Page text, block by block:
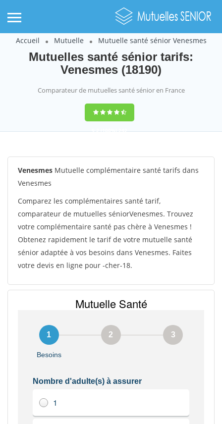
Accueil Mutuelle Mutuelle santé sénior Venesmes
Mutuelles santé sénior tarifs:
Venesmes (18190)
Comparateur de mutuelles santé sénior en France
9,2(100%)242
Venesmes Mutuelle complémentaire santé tarifs dans
Venesmes
Comparez les complémentaires santé tarif,
comparateur de mutuelles séniorVenesmes. Trouvez
votre complémentaire santé pas chère à Venesmes !
Obtenez rapidement le tarif de votre mutuelle santé
sénior adaptée à vos besoins dans Venesmes. Faites
votre devis en ligne pour -cher-18.